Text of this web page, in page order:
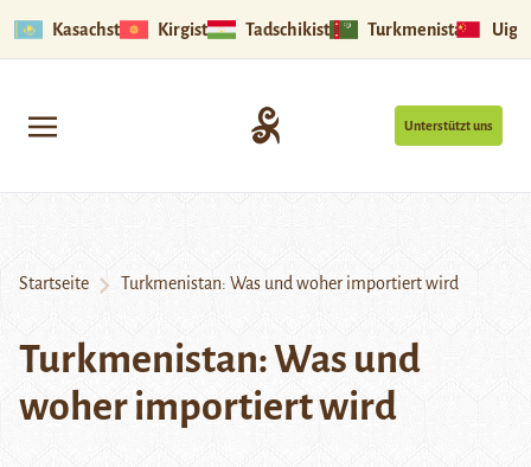
Kasachstan Kirgistan Tadschikistan Turkmenistan
Unterstützt uns
Startseite Turkmenistan: Was und woher importiert wird
Turkmenistan: Was und
woher importiert wird